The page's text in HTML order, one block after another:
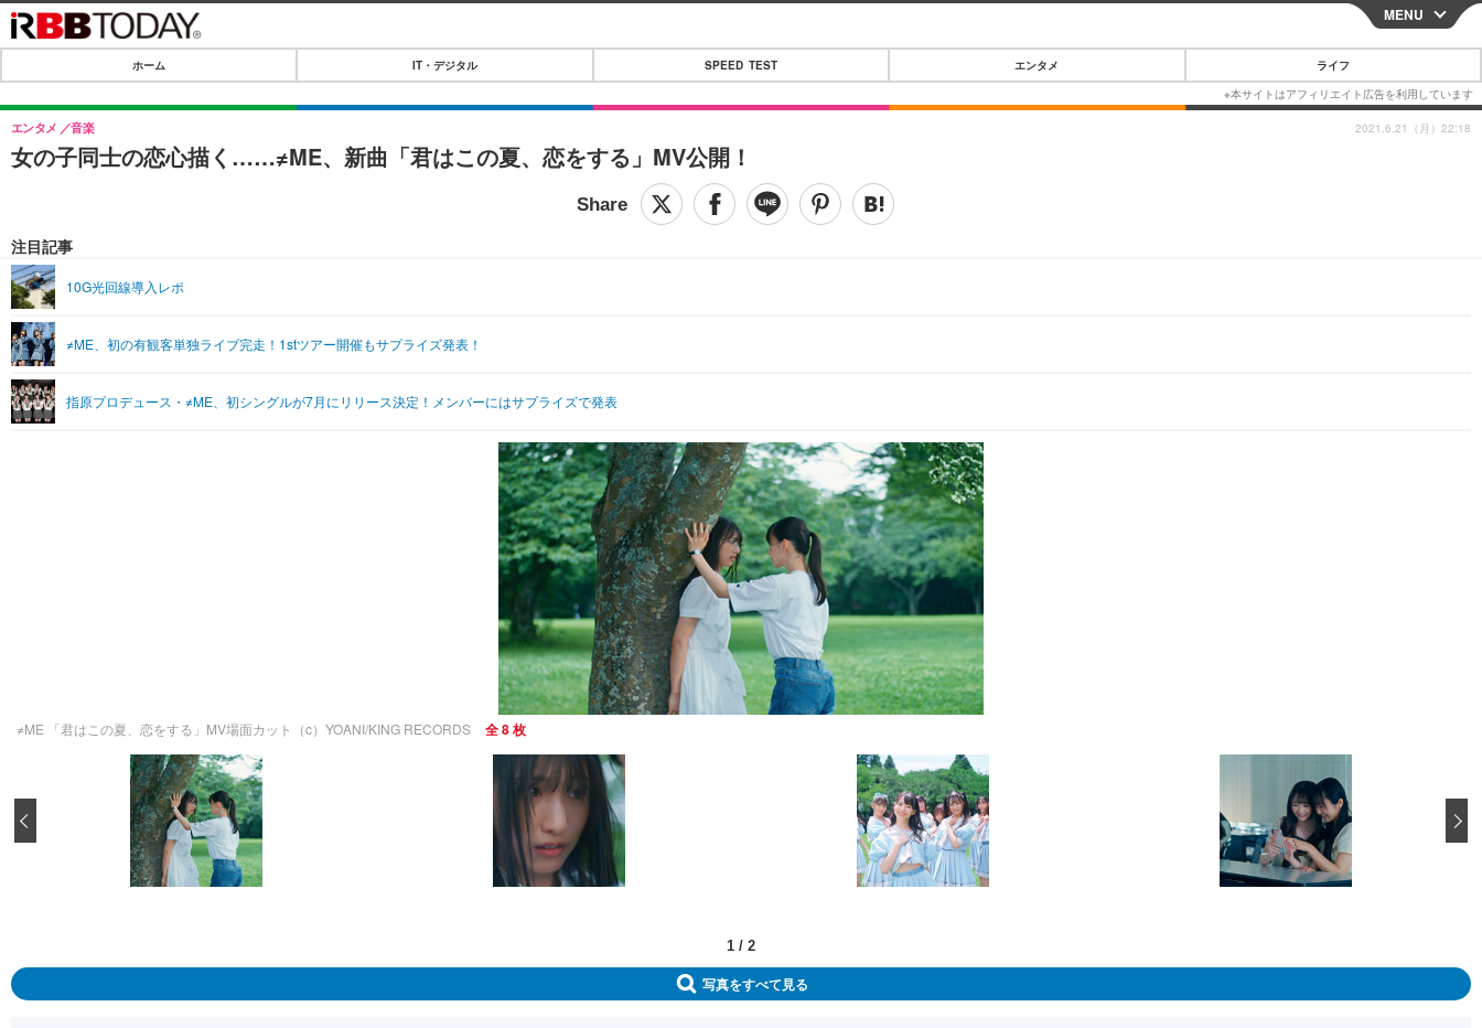
CLOSE
IT・デジタル
IT・デジタルTOP
SPEED TEST
音楽
ライフ
ペット
その他
リリース一覧
プッシュ通知の停止方法
MENU
ホーム IT・デジタル SPEED TEST エンタメ ライフ
女の子同士の恋心描く……≠ME、新曲「君はこの夏、恋をする」MV公開！
エンタメ 音楽
注目記事
10G光回線導入レポ
≠ME、初の有観客単独ライブ完走！1stツアー開催もサプライズ発表！
指原プロデュース・≠ME、初シングルが7月にリリース決定！メンバーにはサプライズで発表
2021.6.21（月）22:18
≠ME 「君はこの夏、恋をする」MV場面カット（c）YOANI/KING RECORDS 全 8 枚
1 / 2
写真をすべて見る